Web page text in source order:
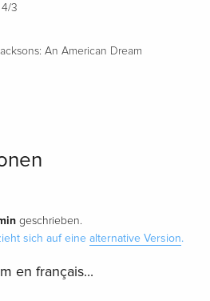
mit der Jackson-
erscheint erstmalig der
den Aufstieg der Familie
4/3
An American Dream
geschrieben.
sich auf eine alternative Version.
en français...